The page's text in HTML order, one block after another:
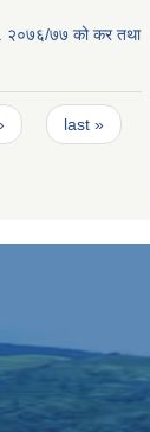
२०७६/७७ को कर तथा
last »